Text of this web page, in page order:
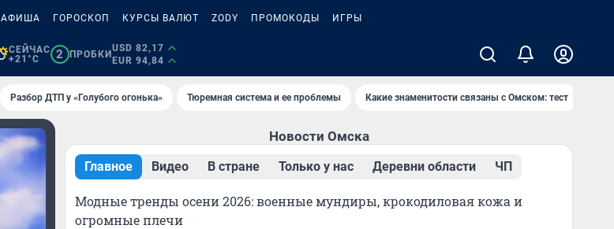
АФИША ГОРОСКОП КУРСЫ ВАЛЮТ ZODY ПРОМОКОДЫ ИГРЫ
СЕЙЧАС
+21°C
2 ПРОБКИ
USD 82,17
EUR 94,84
Разбор ДТП у «Голубого огонька» Тюремная система и ее проблемы Какие знаменитости связаны с Омском: тест
Новости Омска
Главное Видео В стране Только у нас Деревни области ЧП
Модные тренды осени 2026: военные мундиры, крокодиловая кожа и
огромные плечи